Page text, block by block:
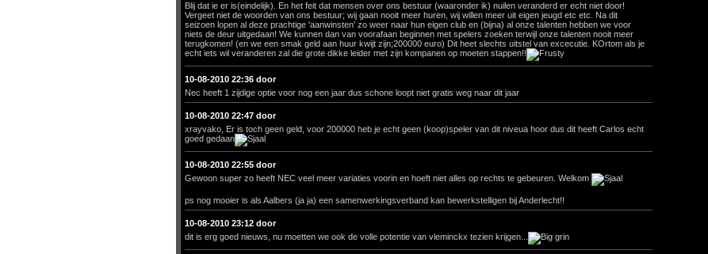
Blij dat ie er is(eindelijk). En het feit dat mensen over ons bestuur (waaronder ik) nuilen veranderd er echt niet door!
Vergeet niet de woorden van ons bestuur; wij gaan nooit meer huren, wij willen meer uit eigen jeugd etc etc. Na dit
seizoen lopen al deze prachtige 'aanwinsten' zo weer naar hun eigen club en (bijna) al onze talenten hebben we voor
niets de deur uitgedaan! We kunnen dan van voorafaan beginnen met spelers zoeken terwijl onze talenten nooit meer
terugkomen! (en we een smak geld aan huur kwijt zijn;200000 euro) Dit heet slechts uitstel van excecutie. KOrtom als je
echt iets wil veranderen zal die grote dikke leider met zijn kompanen op moeten stappen!!
10-08-2010 22:36 door
Nec heeft 1 zijdige optie voor nog een jaar dus schone loopt niet gratis weg naar dit jaar
10-08-2010 22:47 door
xrayvako, Er is toch geen geld, voor 200000 heb je echt geen (koop)speler van dit niveua hoor dus dit heeft Carlos echt
goed gedaan
10-08-2010 22:55 door
Gewoon super zo heeft NEC veel meer variaties voorin en hoeft niet alles op rechts te gebeuren. Welkom
ps nog mooier is als Aalbers (ja ja) een samenwerkingsverband kan bewerkstelligen bij Anderlecht!!
10-08-2010 23:12 door
dit is erg goed nieuws, nu moetten we ook de volle potentie van vleminckx tezien krijgen...